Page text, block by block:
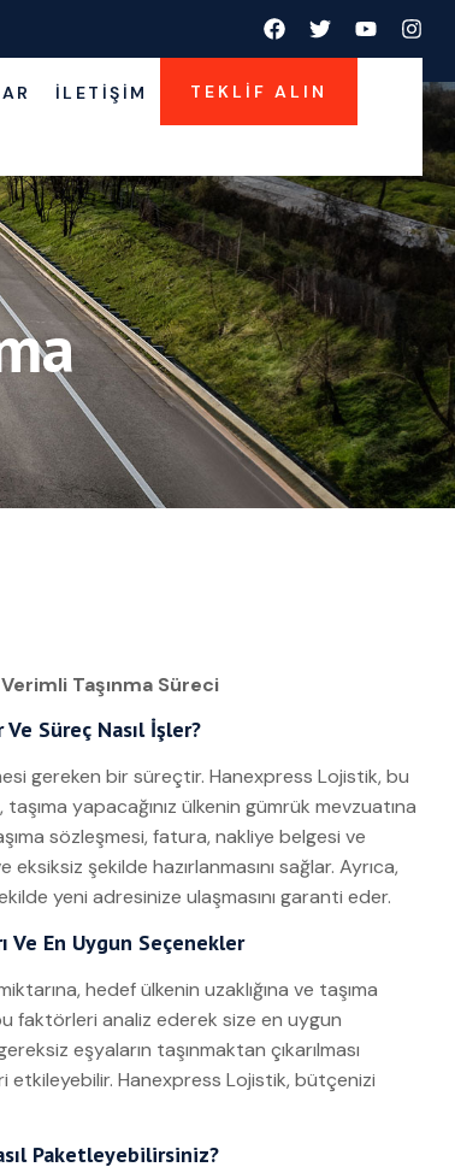
İLETIŞIM TEKLIF ALIN
Taşınma Süreci
Süreç Nasıl İşler?
gereken bir süreçtir. Hanexpress Lojistik, bu
yapacağınız ülkenin gümrük mevzuatına
sözleşmesi, fatura, nakliye belgesi ve
şekilde hazırlanmasını sağlar. Ayrıca,
yeni adresinize ulaşmasını garanti eder.
Ve En Uygun Seçenekler
hedef ülkenin uzaklığına ve taşıma
faktörleri analiz ederek size en uygun
eşyaların taşınmaktan çıkarılması
etkileyebilir. Hanexpress Lojistik, bütçenizi
Paketleyebilirsiniz?